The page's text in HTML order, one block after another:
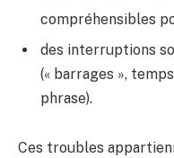
compréhensibles
des interruptions
(« barrages »,
phrase).
Ces troubles